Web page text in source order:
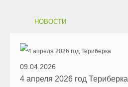
НОВОСТИ
09.04.2026
4 апреля 2026 год Териберка